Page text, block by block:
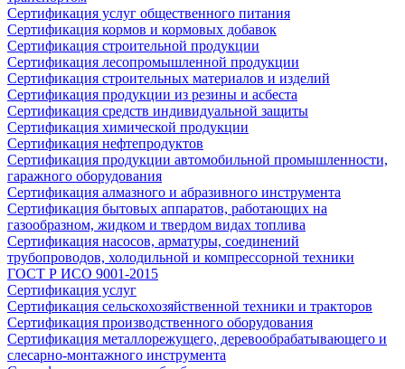
Сертификация услуг общественного питания
Сертификация кормов и кормовых добавок
Сертификация строительной продукции
Сертификация лесопромышленной продукции
Сертификация строительных материалов и изделий
Сертификация продукции из резины и асбеста
Сертификация средств индивидуальной защиты
Сертификация химической продукции
Сертификация нефтепродуктов
Сертификация продукции автомобильной промышленности,
гаражного оборудования
Сертификация алмазного и абразивного инструмента
Сертификация бытовых аппаратов, работающих на
газообразном, жидком и твердом видах топлива
Сертификация насосов, арматуры, соединений
трубопроводов, холодильной и компрессорной техники
ГОСТ Р ИСО 9001-2015
Сертификация услуг
Сертификация сельскохозяйственной техники и тракторов
Сертификация производственного оборудования
Сертификация металлорежущего, деревообрабатывающего и
слесарно-монтажного инструмента